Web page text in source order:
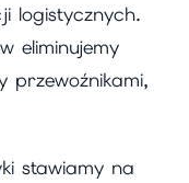
logistycznych.
eliminujemy
przewoźnikami,
stawiamy na